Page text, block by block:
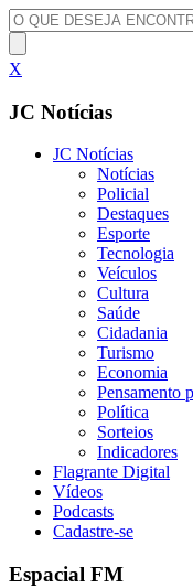
X
JC Notícias
JC Notícias
Notícias
Policial
Destaques
Esporte
Tecnologia
Veículos
Cultura
Saúde
Cidadania
Turismo
Economia
Pensamento
Política
Sorteios
Indicadores
Flagrante Digital
Vídeos
Podcasts
Cadastre-se
Espacial FM